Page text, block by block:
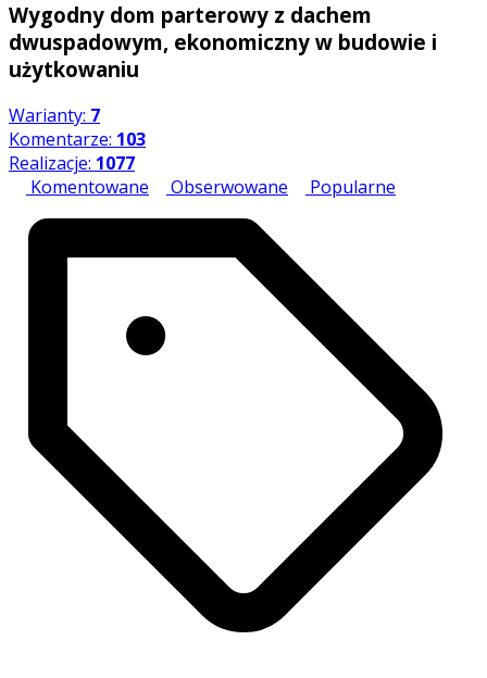
Wygodny dom parterowy z dachem
dwuspadowym, ekonomiczny w budowie i
użytkowaniu
Warianty: 7
Komentarze: 103
Realizacje: 1077
Komentowane
Obserwowane Popularne